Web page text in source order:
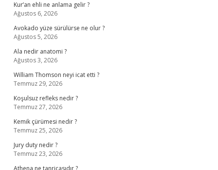
Kur’an ehli ne anlama gelir ?
Ağustos 6, 2026
Avokado yüze sürülürse ne olur ?
Ağustos 5, 2026
Ala nedir anatomi ?
Ağustos 3, 2026
William Thomson neyi icat etti ?
Temmuz 29, 2026
Koşulsuz refleks nedir ?
Temmuz 27, 2026
Kemik çürümesi nedir ?
Temmuz 25, 2026
Jury duty nedir ?
Temmuz 23, 2026
Athena ne tanricasıdır ?